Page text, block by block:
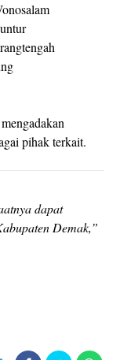
pihak terkait.
dapat
Demak,”